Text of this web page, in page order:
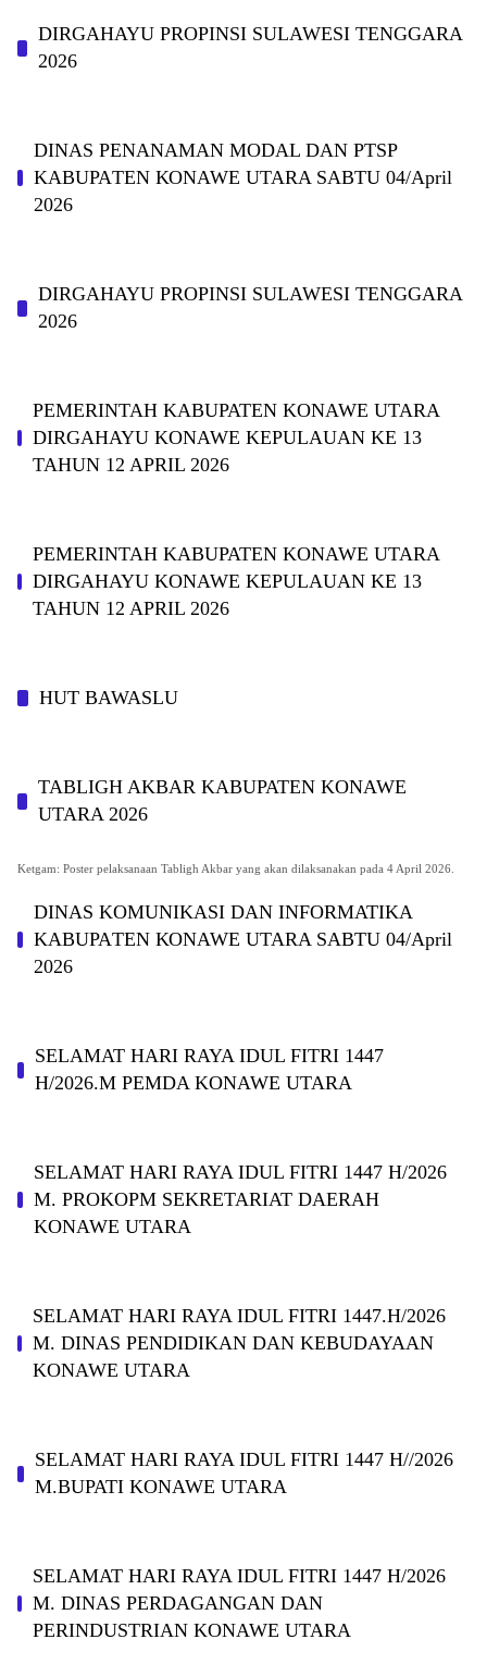
DIRGAHAYU PROPINSI SULAWESI TENGGARA
2026
DINAS PΕΝΑΝΑΜAN MODAL DAN PTSP
KABUPAΤΕΝ ΚΟNAWE UTARA SABTU 04/April
2026
DIRGAHAYU PROPINSI SULAWESI TENGGARA
2026
PEMERINTAH KABUPATEN KONAWE UTARA
DIRGAHAYU KONAWE KEPULAUAN KE 13
TAHUN 12 APRIL 2026
PEMERINTAH KABUPATEN KONAWE UTARA
DIRGAHAYU KONAWE KEPULAUAN KE 13
TAHUN 12 APRIL 2026
HUT BAWASLU
TABLIGH AKBAR KABUPATEN KONAWE
UTARA 2026
Ketgam: Poster pelaksanaan Tabligh Akbar yang akan dilaksanakan pada 4 April 2026.
DINAS KOMUNIKASI DAN INFORMATIKA
KABUPAΤΕΝ ΚΟNAWE UTARA SABTU 04/April
2026
SELAMAT HARI RAYA IDUL FITRI 1447
H/2026.M PEMDA KONAWE UTARA
SELAMAT HARI RAYA IDUL FITRI 1447 H/2026
M. PROKOPM SEKRETARIAT DAERAH
KONAWE UTARA
SELAMAT HARI RAYA IDUL FITRI 1447.H/2026
M. DINAS PENDIDIKAN DAN KEBUDAYAAN
KONAWE UTARA
SELAMAT HARI RAYA IDUL FITRI 1447 H//2026
M.BUPATI KONAWE UTARA
SELAMAT HARI RAYA IDUL FITRI 1447 H/2026
M. DINAS PERDAGANGAN DAN
PERINDUSTRIAN KONAWE UTARA